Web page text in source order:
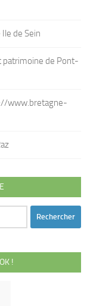
de Sein
patrimoine de Pont-
www.bretagne-
!